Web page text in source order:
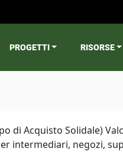
PROGETTI RISORSE
di Acquisto Solidale)
intermediari, negozi,